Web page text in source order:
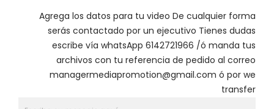
Agrega los datos para tu video De cualquier forma
serás contactado por un ejecutivo Tienes dudas
escribe vía whatsApp 6142721966 /ó manda tus
archivos con tu referencia de pedido al correo
managermediapromotion@gmail.com ó por we
transfer